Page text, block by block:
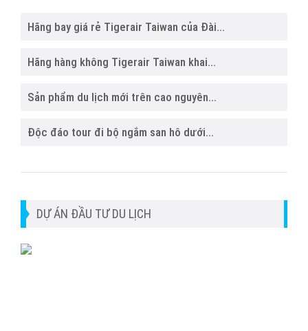
Hãng bay giá rẻ Tigerair Taiwan của Đài...
Hãng hàng không Tigerair Taiwan khai...
Sản phẩm du lịch mới trên cao nguyên...
Độc đáo tour đi bộ ngắm san hô dưới...
DỰ ÁN ĐẦU TƯ DU LỊCH